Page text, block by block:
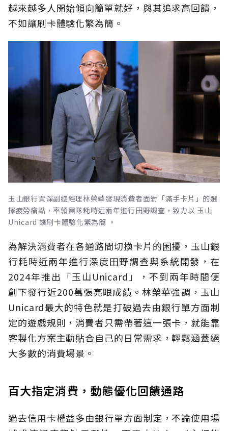
越來越多人開始傾向簡單就好，與其追求高回饋，
不如讓刷卡體驗化繁為簡。
玉山銀行資深副總經理林榮華發現消費者面對「滿手卡片」的選
擇疲勞痛點，率領團隊耗時近兩年進行田野調查，致力以 玉山
Unicard 讓刷卡體驗化繁為簡 。
為解決消費者在各通路間切換卡片的困擾，玉山銀
行耗時近兩年進行深度田野調查與系統開發，在
2024年推出「玉山Unicard」，不到兩年時間便
創下發行近200萬張亮眼成績。林榮華強調，玉山
Unicard最大的特色就是打破過去由銀行單方面制
定的遊戲規則，消費者只需帶著這一張卡，就能靠
客製化方案主動貼合自己的日常需求，輕鬆涵蓋絕
大多數的消費場景。
百大指定消費，動態優化回饋通路
過去信用卡權益多由銀行單方面制定，不論使用場